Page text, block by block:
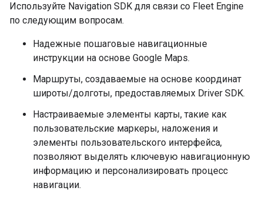
Используйте Navigation SDK для связи со Fleet Engine
по следующим вопросам.
Надежные пошаговые навигационные
инструкции на основе Google Maps.
Маршруты, создаваемые на основе координат
широты/долготы, предоставляемых Driver SDK.
Настраиваемые элементы карты, такие как
пользовательские маркеры, наложения и
элементы пользовательского интерфейса,
позволяют выделять ключевую навигационную
информацию и персонализировать процесс
навигации.